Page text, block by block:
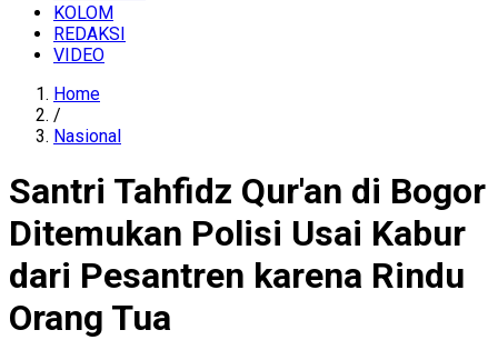
KOLOM
REDAKSI
VIDEO
Home
/
Nasional
Santri Tahfidz Qur'an di Bogor
Ditemukan Polisi Usai Kabur
dari Pesantren karena Rindu
Orang Tua